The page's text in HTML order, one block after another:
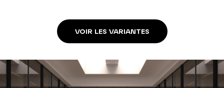
VOIR LES VARIANTES